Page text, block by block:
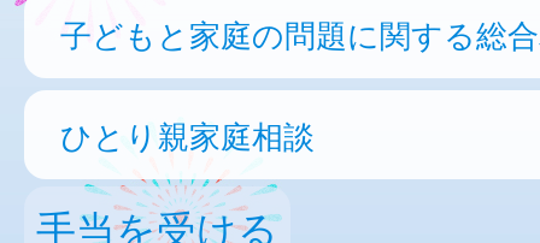
子どもと家庭の問題に関する総
ひとり親家庭相談
手当を受ける